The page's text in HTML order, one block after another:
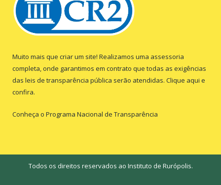
Muito mais que criar um site! Realizamos uma assessoria
completa, onde garantimos em contrato que todas as exigências
das leis de transparência pública serão atendidas. Clique aqui e
confira.
Conheça o Programa Nacional de Transparência
Todos os direitos reservados ao Instituto de Rurópolis.